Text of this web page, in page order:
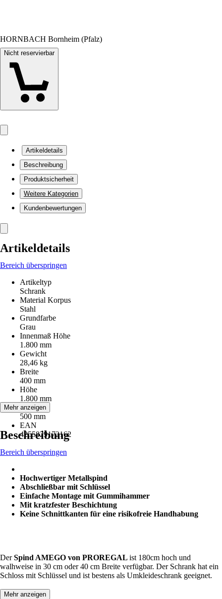
HORNBACH Bornheim (Pfalz)
Nicht reservierbar
Artikeldetails
Beschreibung
Produktsicherheit
Weitere Kategorien
Kundenbewertungen
Artikeldetails
Bereich überspringen
Artikeltyp
Schrank
Material Korpus
Stahl
Grundfarbe
Grau
Innenmaß Höhe
1.800 mm
Gewicht
28,46 kg
Breite
400 mm
Höhe
1.800 mm
Tiefe
500 mm
EAN
4255829172162
Mehr anzeigen
Beschreibung
Bereich überspringen
Hochwertiger Metallspind
Abschließbar mit Schlüssel
Einfache Montage mit Gummihammer
Mit kratzfester Beschichtung
Keine Schnittkanten für eine risikofreie Handhabung
DerSpind AMEGO von PROREGAL ist 180cm hoch und
walhweise in 30 cm oder 40 cm Breite verfügbar. Der Schrank hat ein
Schloss mit Schlüssel und ist bestens als Umkleideschrank geeignet.
Mehr anzeigen